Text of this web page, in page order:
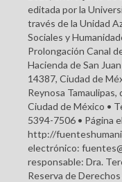
editada por la
través de la Unidad
Sociales y
Prolongación Canal
Hacienda de San
14387, Ciudad de
Reynosa
Ciudad de México •
5394-7506 • Página
http://
electrónico:
responsable: Dra.
Reserva de